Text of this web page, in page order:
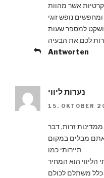
אשר מהוות
נופש זוגי
Antworten
נערות ליווי
15. OKTOBER
זרות, דבר
מבלים במקום
תיירותי כמו
הליווי הוא המחיר